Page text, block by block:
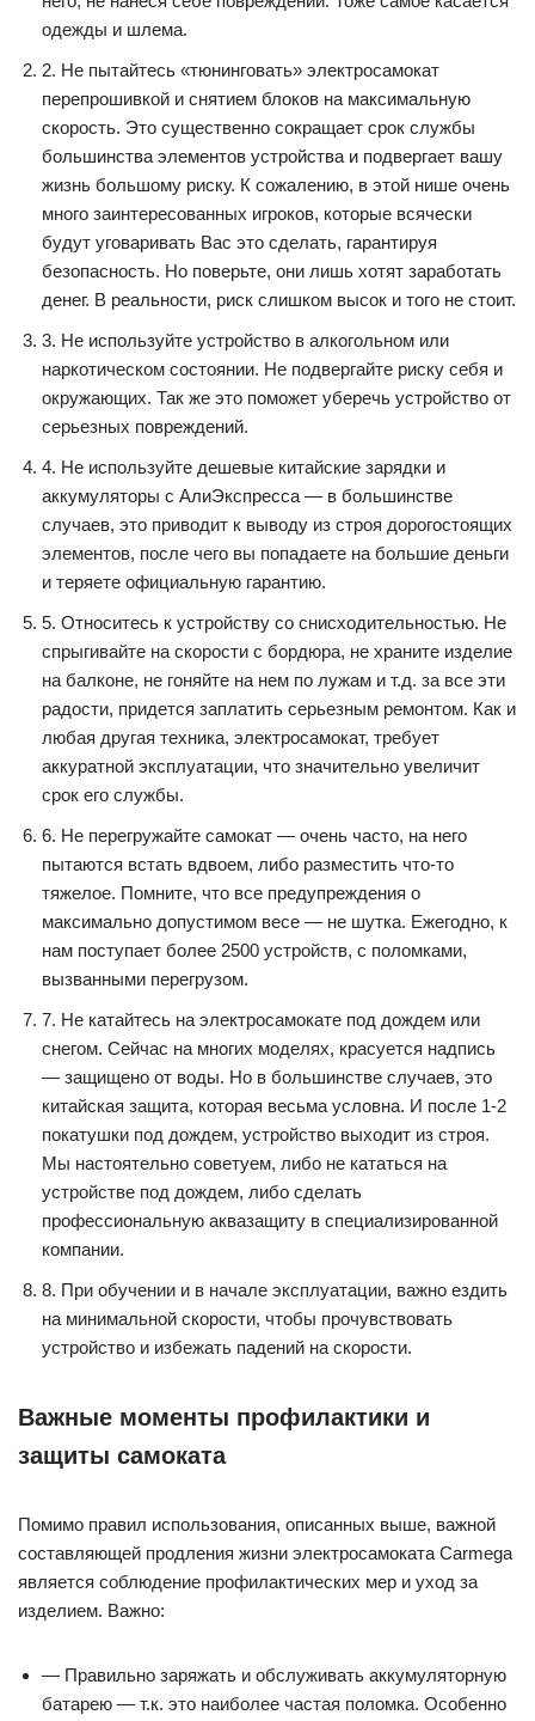
одежды и шлема.
2. Не пытайтесь «тюнинговать» электросамокат
перепрошивкой и снятием блоков на максимальную
скорость. Это существенно сокращает срок службы
большинства элементов устройства и подвергает вашу
жизнь большому риску. К сожалению, в этой нише очень
много заинтересованных игроков, которые всячески
будут уговаривать Вас это сделать, гарантируя
безопасность. Но поверьте, они лишь хотят заработать
денег. В реальности, риск слишком высок и того не стоит.
3. Не используйте устройство в алкогольном или
наркотическом состоянии. Не подвергайте риску себя и
окружающих. Так же это поможет уберечь устройство от
серьезных повреждений.
4. Не используйте дешевые китайские зарядки и
аккумуляторы с АлиЭкспресса — в большинстве
случаев, это приводит к выводу из строя дорогостоящих
элементов, после чего вы попадаете на большие деньги
и теряете официальную гарантию.
5. Относитесь к устройству со снисходительностью. Не
спрыгивайте на скорости с бордюра, не храните изделие
на балконе, не гоняйте на нем по лужам и т.д. за все эти
радости, придется заплатить серьезным ремонтом. Как и
любая другая техника, электросамокат, требует
аккуратной эксплуатации, что значительно увеличит
срок его службы.
6. Не перегружайте самокат — очень часто, на него
пытаются встать вдвоем, либо разместить что-то
тяжелое. Помните, что все предупреждения о
максимально допустимом весе — не шутка. Ежегодно, к
нам поступает более 2500 устройств, с поломками,
вызванными перегрузом.
7. Не катайтесь на электросамокате под дождем или
снегом. Сейчас на многих моделях, красуется надпись
— защищено от воды. Но в большинстве случаев, это
китайская защита, которая весьма условна. И после 1-2
покатушки под дождем, устройство выходит из строя.
Мы настоятельно советуем, либо не кататься на
устройстве под дождем, либо сделать
профессиональную аквазащиту в специализированной
компании.
8. При обучении и в начале эксплуатации, важно ездить
на минимальной скорости, чтобы прочувствовать
устройство и избежать падений на скорости.
Важные моменты профилактики и
защиты самоката
Помимо правил использования, описанных выше, важной
составляющей продления жизни электросамоката Carmega
является соблюдение профилактических мер и уход за
изделием. Важно:
— Правильно заряжать и обслуживать аккумуляторную
батарею — т.к. это наиболее частая поломка. Особенно